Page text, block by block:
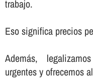
trabajo.
Eso significa precios
Además,
urgentes y ofrecemos